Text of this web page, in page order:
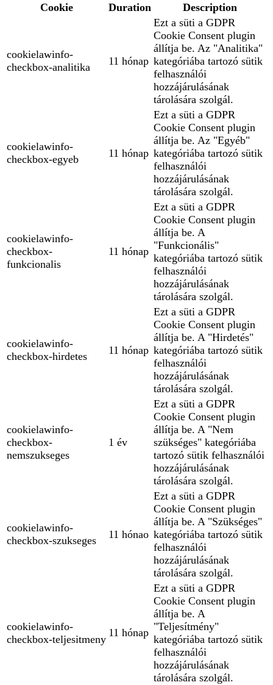
Cookie
Duration Description
cookielawinfo-
checkbox-analitika
11 hónap
Ezt a süti a GDPR
Cookie Consent plugin
állítja be. Az "Analitika"
kategóriába tartozó sütik
felhasználói
hozzájárulásának
tárolására szolgál.
cookielawinfo-
checkbox-egyeb
11 hónap
Ezt a süti a GDPR
Cookie Consent plugin
állítja be. Az "Egyéb"
kategóriába tartozó sütik
felhasználói
hozzájárulásának
tárolására szolgál.
cookielawinfo-
checkbox-
funkcionalis
11 hónap
Ezt a süti a GDPR
Cookie Consent plugin
állítja be. A
"Funkcionális"
kategóriába tartozó sütik
felhasználói
hozzájárulásának
tárolására szolgál.
cookielawinfo-
checkbox-hirdetes
11 hónap
Ezt a süti a GDPR
Cookie Consent plugin
állítja be. A "Hirdetés"
kategóriába tartozó sütik
felhasználói
hozzájárulásának
tárolására szolgál.
cookielawinfo-
checkbox-
nemszukseges
1 év
Ezt a süti a GDPR
Cookie Consent plugin
állítja be. A "Nem
szükséges" kategóriába
tartozó sütik felhasználói
hozzájárulásának
tárolására szolgál.
cookielawinfo-
checkbox-szukseges
11 hónao
Ezt a süti a GDPR
Cookie Consent plugin
állítja be. A "Szükséges"
kategóriába tartozó sütik
felhasználói
hozzájárulásának
tárolására szolgál.
cookielawinfo-
checkbox-teljesitmeny
11 hónap
Ezt a süti a GDPR
Cookie Consent plugin
állítja be. A
"Teljesítmény"
kategóriába tartozó sütik
felhasználói
hozzájárulásának
tárolására szolgál.